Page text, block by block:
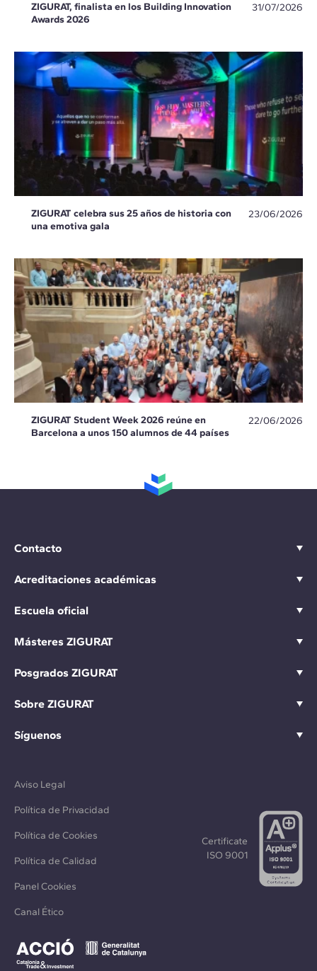
ZIGURAT, finalista en los Building Innovation
Awards 2026
31/07/2026
ZIGURAT celebra sus 25 años de historia con
una emotiva gala
23/06/2026
ZIGURAT Student Week 2026 reúne en
Barcelona a unos 150 alumnos de 44 países
22/06/2026
Contacto
Acreditaciones académicas
Escuela oficial
Másteres ZIGURAT
Posgrados ZIGURAT
Sobre ZIGURAT
Síguenos
Aviso Legal
Política de Privacidad
Política de Cookies
Política de Calidad
Panel Cookies
Canal Ético
Certificate
ISO 9001